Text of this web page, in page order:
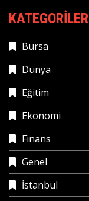
KATEGORILER
Bursa
Dünya
Eğitim
Ekonomi
Finans
Genel
İstanbul